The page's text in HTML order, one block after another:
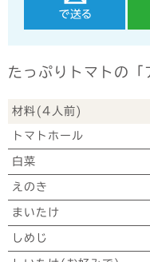
たっぷりトマトの「
材料(4人前)
トマトホール
白菜
えのき
まいたけ
しめじ